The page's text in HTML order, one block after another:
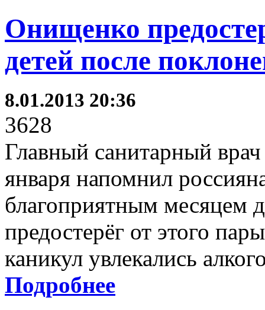
Онищенко
детей после
8.01.2013 20:36
3628
Главный санитарный
января напомнил
благоприятным месяцем
предостерёг от этого
каникул увлекались
Подробнее